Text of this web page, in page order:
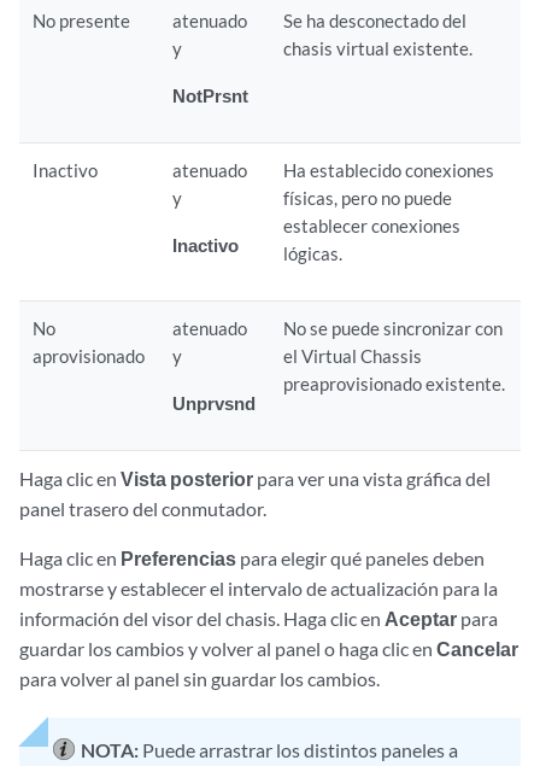
No presente
atenuado
y
NotPrsnt
Se ha desconectado del
chasis virtual existente.
Inactivo
atenuado
y
Inactivo
Ha establecido conexiones
físicas, pero no puede
establecer conexiones
lógicas.
No
aprovisionado
atenuado
y
Unprvsnd
No se puede sincronizar con
el Virtual Chassis
preaprovisionado existente.
Haga clic en Vista posterior para ver una vista gráfica del
panel trasero del conmutador.
Haga clic en Preferencias para elegir qué paneles deben
mostrarse y establecer el intervalo de actualización para la
información del visor del chasis. Haga clic en Aceptar para
guardar los cambios y volver al panel o haga clic en Cancelar
para volver al panel sin guardar los cambios.
NOTA: Puede arrastrar los distintos paneles a